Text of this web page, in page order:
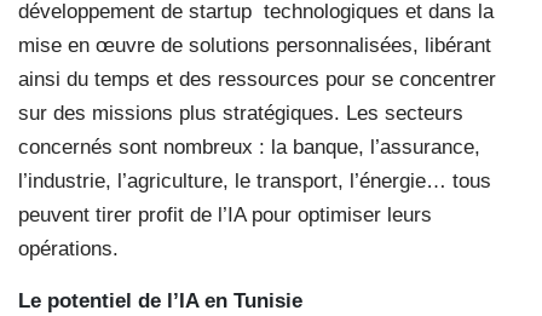
développement de startup technologiques et dans la
mise en œuvre de solutions personnalisées, libérant
ainsi du temps et des ressources pour se concentrer
sur des missions plus stratégiques. Les secteurs
concernés sont nombreux : la banque, l’assurance,
l’industrie, l’agriculture, le transport, l’énergie… tous
peuvent tirer profit de l’IA pour optimiser leurs
opérations.
Le potentiel de l’IA en Tunisie